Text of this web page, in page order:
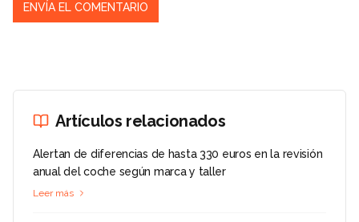
Artículos relacionados
Alertan de diferencias de hasta 330 euros en la revisión
anual del coche según marca y taller
Leer más